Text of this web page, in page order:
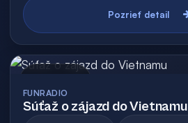
Pozrieť detail
FUNRADIO
Súťaž o zájazd do Vietnamu